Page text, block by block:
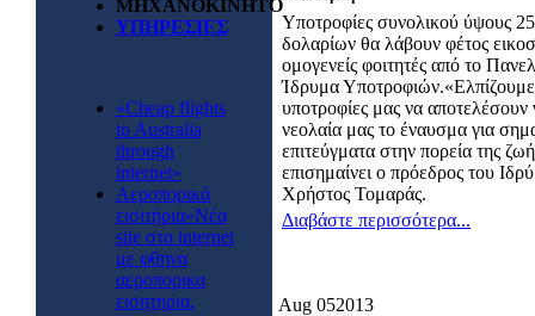
ΜΗΧΑΝΟΚΙΝΗΤΟ
ΥΠΗΡΕΣΙΕΣ
«Cheap flights
to Australia
through
internet»
Αεροπορικά
εισιτήρια»Νέα
site στο internet
με φθηνα
αεροπορικα
εισητηρια.
Υποτροφίες συνολικού ύψους
δολαρίων θα λάβουν φέτος
ομογενείς φοιτητές από το
Ίδρυμα Υποτροφιών.«Ελπίζουμε
υποτροφίες μας να αποτελέσουν
νεολαία μας το έναυσμα για
επιτεύγματα στην πορεία της
επισημαίνει ο πρόεδρος του
Χρήστος Τομαράς.
Διαβάστε περισσότερα...
Aug 052013